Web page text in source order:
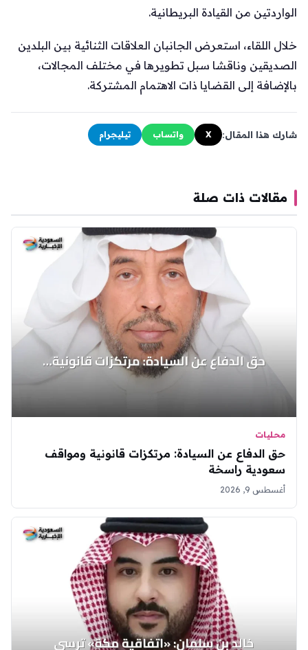
الواردتين من القيادة البريطانية.
خلال اللقاء، استعرض الجانبان العلاقات الثنائية بين البلدين
الصديقين وناقشا سبل تطويرها في مختلف المجالات،
بالإضافة إلى القضايا ذات الاهتمام المشتركة.
شارك هذا المقال: X واتساب تيليجرام
مقالات ذات صلة
محليات
حق الدفاع عن السيادة: مرتكزات قانونية ومواقف
سعودية راسخة
أغسطس 9, 2026